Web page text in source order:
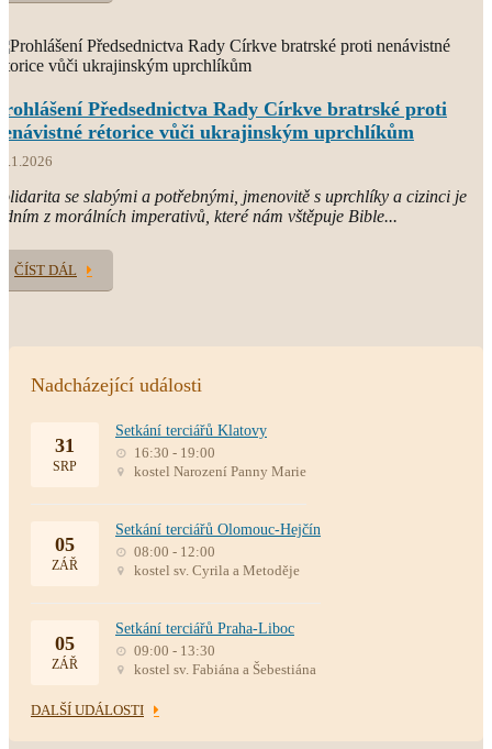
Předsednictva Rady Církve bratrské proti
rétorice vůči ukrajinským uprchlíkům
se slabými a potřebnými, jmenovitě s uprchlíky a cizinci je
z morálních imperativů, které nám vštěpuje Bible...
ČÍST DÁL
Nadcházející události
31
SRP
Setkání terciářů Klatovy
16:30 - 19:00
kostel Narození Panny Marie
05
ZÁŘ
Setkání terciářů Olomouc-Hejčín
08:00 - 12:00
kostel sv. Cyrila a Metoděje
05
ZÁŘ
Setkání terciářů Praha-Liboc
09:00 - 13:30
kostel sv. Fabiána a Šebestiána
DALŠÍ UDÁLOSTI